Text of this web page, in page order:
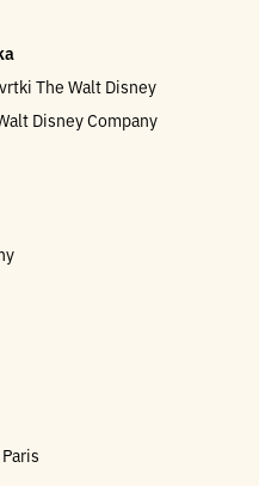
The Walt Disney
Disney Company